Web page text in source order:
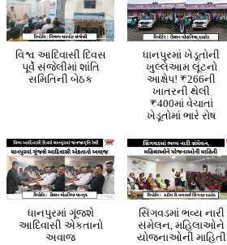
વિશ્વ આદિવાસી દિવસ
પૂર્વે સંજેલીમાં શાંતિ
સમિતિની બેઠક
ધાનપુરમાં ખેડૂતોની
ખુલ્લેઆમ લૂંટનો
આક્ષેપ! ₹266ની
ખાતરની થેલી
₹400માં વેચાતાં
ખેડૂતોમાં ભારે રોષ
ધાનપુરમાં ગૂંજશે
આદિવાસી એકતાનો
અવાજ
સિંગવડમાં ભવ્ય નારી
સંમેલન, મહિલાઓને
યોજનાઓની માહિતી